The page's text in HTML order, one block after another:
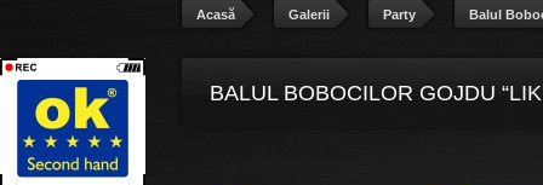
Acasă Galerii Party Balul
BALUL BOBOCILOR GOJDU